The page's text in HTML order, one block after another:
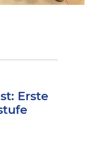
Erste